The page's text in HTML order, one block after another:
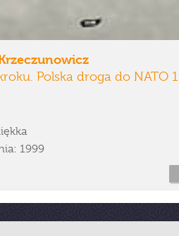
Polska droga do NATO
1999